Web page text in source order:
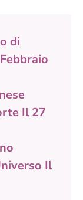
di
Il 27
Il